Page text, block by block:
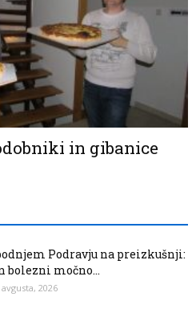
in gibanice
Podravju na preizkušnji:
bolezni močno...
avgusta, 2026